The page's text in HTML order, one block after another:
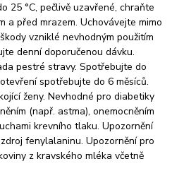
25 °C, pečlivě uzavřené, chraňte
a před mrazem. Uchovávejte mimo
vzniklé nevhodným použitím
denní doporučenou dávku.
pestré stravy. Spotřebujte do
spotřebujte do 6 měsíců.
ženy. Nevhodné pro diabetiky
(např. astma), onemocněním
krevního tlaku. Upozornění
fenylalaninu. Upozornění pro
z kravského mléka včetně